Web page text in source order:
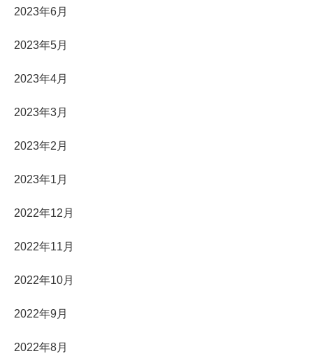
2023年6月
2023年5月
2023年4月
2023年3月
2023年2月
2023年1月
2022年12月
2022年11月
2022年10月
2022年9月
2022年8月